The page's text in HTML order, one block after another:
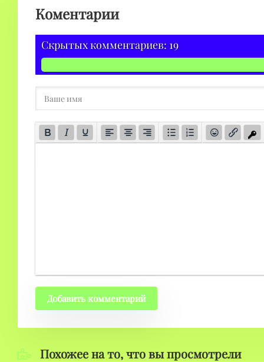
Коментарии
Скрытых комментариев: 19
Добавить комментарий
Похожее на то, что вы просмотрели